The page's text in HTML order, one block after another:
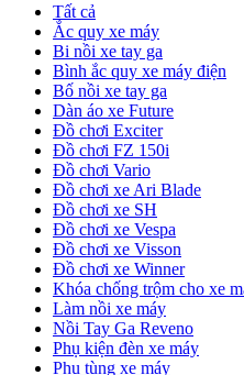
Tất cả
Ắc quy xe máy
Bi nồi xe tay ga
Bình ắc quy xe máy điện
Bố nồi xe tay ga
Dàn áo xe Future
Đồ chơi Exciter
Đồ chơi FZ 150i
Đồ chơi Vario
Đồ chơi xe Ari Blade
Đồ chơi xe SH
Đồ chơi xe Vespa
Đồ chơi xe Visson
Đồ chơi xe Winner
Khóa chống trộm cho xe
Làm nồi xe máy
Nồi Tay Ga Reveno
Phụ kiện đèn xe máy
Phụ tùng xe máy